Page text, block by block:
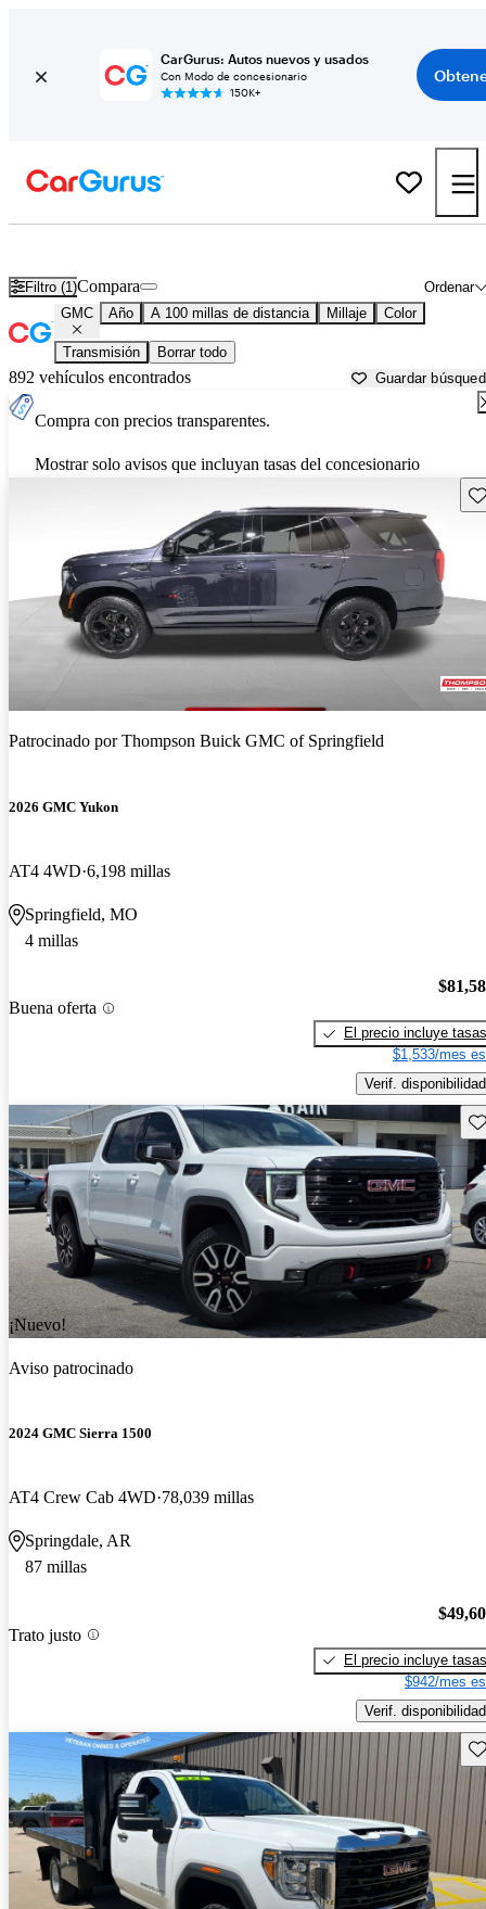
CarGurus: Autos nuevos y usados
Con Modo de concesionario
150K+
Filtro (1) Ordenar
Compara
GMC Año A 100 millas de distancia Millaje Color
Transmisión Borrar todo
892 vehículos encontrados Guardar
Compra con precios transparentes.
Mostrar solo avisos que incluyan tasas del concesionario
Patrocinado porThompson Buick GMC of Springfield
2026 GMC Yukon
AT4 4WD 6,198 millas
Springfield, MO
4 millas
Buena oferta
El precio incluye tasas
$1,533/mes
Verif. disponibilidad
¡Nuevo!
Aviso patrocinado
2024 GMC Sierra 1500
AT4 Crew Cab 4WD 78,039 millas
Springdale, AR
87 millas
Trato justo
El precio incluye tasas
$942/mes
Verif. disponibilidad